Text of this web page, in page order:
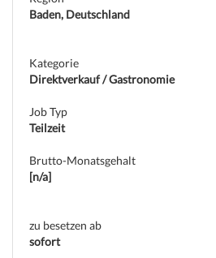
Baden, Deutschland
Kategorie
Direktverkauf / Gastronomie
Job Typ
Teilzeit
Brutto-Monatsgehalt
[n/a]
zu besetzen ab
sofort